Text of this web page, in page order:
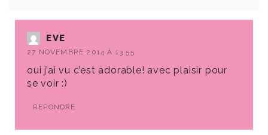
EVE
27 NOVEMBRE 2014 À 13:55
oui j’ai vu c’est adorable! avec plaisir pour
se voir :)
RÉPONDRE